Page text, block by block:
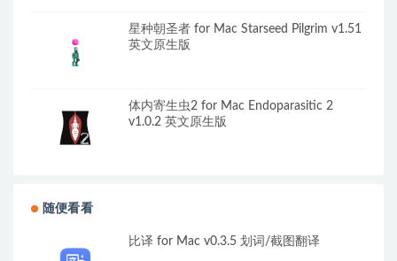
星种朝圣者 for Mac Starseed Pilgrim v1.51
英文原生版
体内寄生虫2 for Mac Endoparasitic 2
v1.0.2 英文原生版
随便看看
比译 for Mac v0.3.5 划词/截图翻译